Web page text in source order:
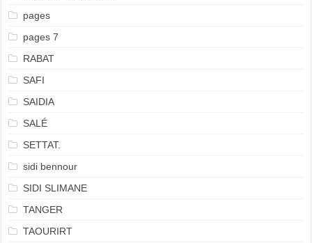
pages
pages 7
RABAT
SAFI
SAIDIA
SALÉ
SETTAT.
sidi bennour
SIDI SLIMANE
TANGER
TAOURIRT